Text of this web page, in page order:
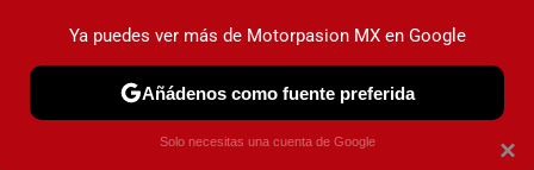
PRUEBAS INDUSTRIA HOY NO CIRCULA
×
Ya puedes ver más de Motorpasion MX en Google
Añádenos como fuente preferida
Solo necesitas una cuenta de Google